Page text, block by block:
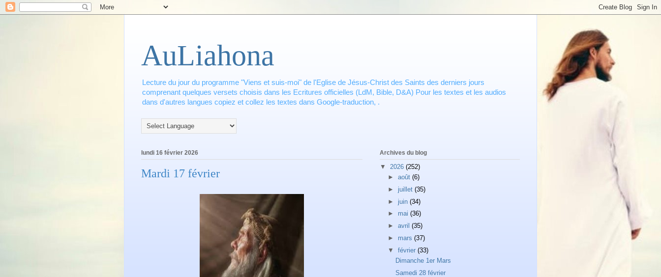
AuLiahona
Lecture du jour du programme "Viens et suis-moi" de l'Eglise de Jésus-Christ des Saints des derniers jours
comprenant quelques versets choisis dans les Ecritures officielles (LdM, Bible, D&A) Pour les textes et les audios
dans d'autres langues copiez et collez les textes dans Google-traduction, .
lundi 16 février 2026
Mardi 17 février
Archives du blog
▼ 2026 (252)
► août (6)
► juillet (35)
► juin (34)
► mai (36)
► avril (35)
► mars (37)
▼ février (33)
Dimanche 1er Mars
Samedi 28 février